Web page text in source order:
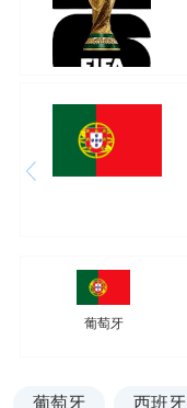
葡萄牙
葡萄牙 西班牙